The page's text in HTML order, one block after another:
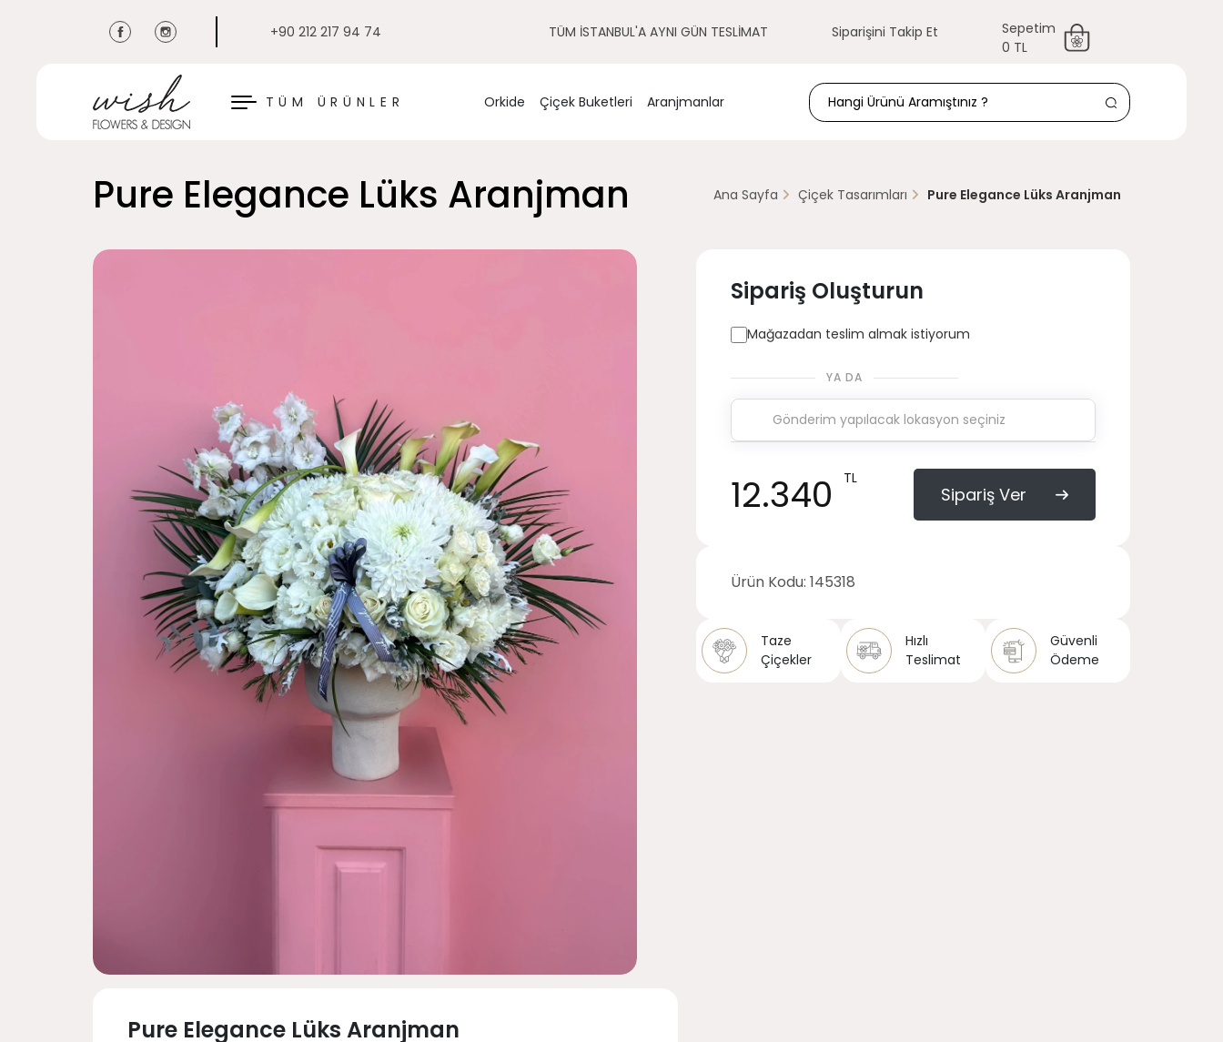
+90 212 217 94 74 TÜM İSTANBUL'A AYNI GÜN TESLİMAT Siparişini Takip Et
Sepetim
0 TL
TÜM ÜRÜNLER
KAPAT Orkide Çiçek Buketleri Aranjmanlar
Pure Elegance Lüks Aranjman Ana Sayfa Çiçek Tasarımları Pure Elegance Lüks Aranjman
Pure Elegance Lüks Aranjman
Sipariş Oluşturun
Mağazadan teslim almak istiyorum
YA DA
12.340 TL
Sipariş Ver
Ürün Kodu: 145318
Taze
Çiçekler
Hızlı
Teslimat
Güvenli
Ödeme